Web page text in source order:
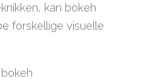
kan bokeh
forskellige visuelle